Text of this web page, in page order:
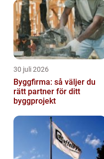
30 juli 2026
Byggfirma: så väljer du
rätt partner för ditt
byggprojekt